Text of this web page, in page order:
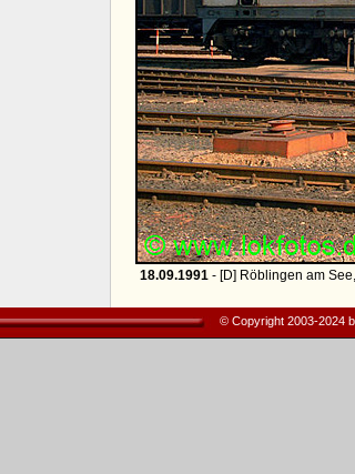
18.09.1991 - [D] Röblingen am
© Copyright 2003-2024